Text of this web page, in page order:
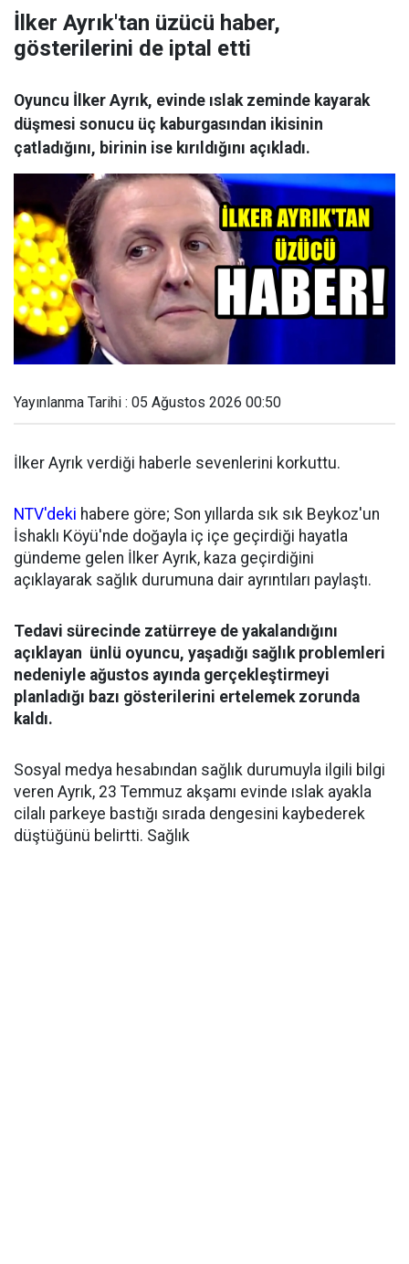
İlker Ayrık'tan üzücü haber,
gösterilerini de iptal etti
Oyuncu İlker Ayrık, evinde ıslak zeminde kayarak
düşmesi sonucu üç kaburgasından ikisinin
çatladığını, birinin ise kırıldığını açıkladı.
Yayınlanma Tarihi : 05 Ağustos 2026 00:50
İlker Ayrık verdiği haberle sevenlerini korkuttu.
NTV'deki habere göre; Son yıllarda sık sık Beykoz'un
İshaklı Köyü'nde doğayla iç içe geçirdiği hayatla
gündeme gelen İlker Ayrık, kaza geçirdiğini
açıklayarak sağlık durumuna dair ayrıntıları paylaştı.
Tedavi sürecinde zatürreye de yakalandığını
açıklayan ünlü oyuncu, yaşadığı sağlık problemleri
nedeniyle ağustos ayında gerçekleştirmeyi
planladığı bazı gösterilerini ertelemek zorunda
kaldı.
Sosyal medya hesabından sağlık durumuyla ilgili bilgi
veren Ayrık, 23 Temmuz akşamı evinde ıslak ayakla
cilalı parkeye bastığı sırada dengesini kaybederek
düştüğünü belirtti. Sağlık